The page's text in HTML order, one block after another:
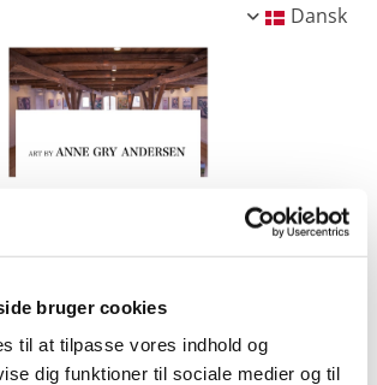
bruger cookies
til at tilpasse vores indhold og
dig funktioner til sociale medier og til
Dansk